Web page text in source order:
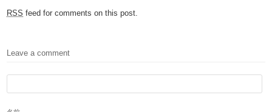
RSS feed for comments on this post.
Leave a comment